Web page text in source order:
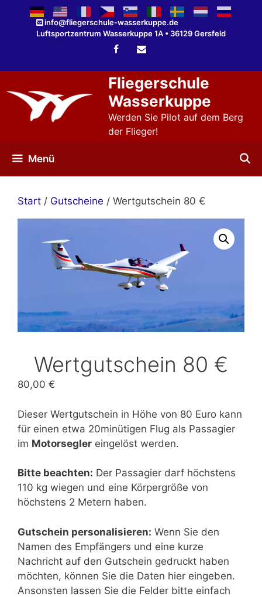
springen
info@fliegerschule-wasserkuppe.de
Luftsportzentrum Wasserkuppe 1A • 36129 Gersfeld
Fliegerschule
Wasserkuppe
Werden Sie Pilot auf dem Berg
der Flieger!
Menü
Start / Gutscheine / Wertgutschein 80 €
Wertgutschein 80 €
80,00 €
Dieser Wertgutschein in Höhe von 80 Euro kann
für einen etwa 20minütigen Flug als Passagier
im Motorsegler eingelöst werden.
Bitte beachten: Der Passagier darf höchstens
110 kg wiegen und eine Körpergröße von
höchstens 2 Metern haben.
Gutschein personalisieren: Wenn Sie den
Namen des Empfängers und eine kurze
Nachricht auf den Gutschein gedruckt haben
möchten, können Sie die Daten hier eingeben.
Ansonsten lassen Sie die Felder bitte einfach